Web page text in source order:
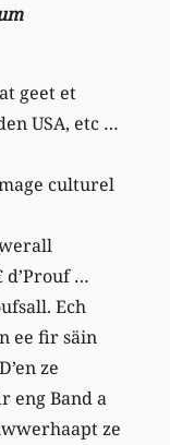
geet et
USA, etc …
culturel
d’Prouf …
Ech
ee fir säin
ze
eng Band a
ze